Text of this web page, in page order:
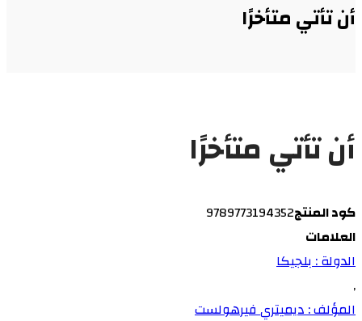
أن تأتي متأخرًا
أن تأتي متأخرًا
كود المنتج9789773194352
العلامات
الدولة : بلجيكا
,
المؤلف : ديميتري فيرهولست